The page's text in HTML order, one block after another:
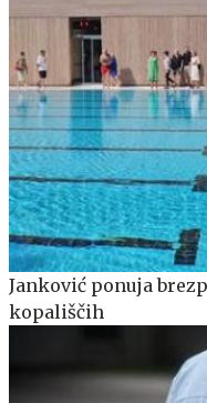
Janković ponuja
kopališčih